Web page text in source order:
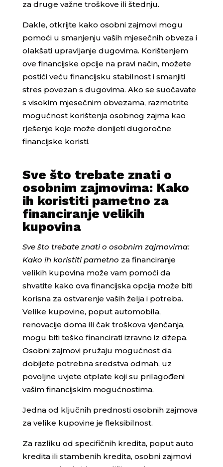
za druge važne troškove ili štednju.
Dakle, otkrijte kako osobni zajmovi mogu
pomoći u smanjenju vaših mjesečnih obveza i
olakšati upravljanje dugovima. Korištenjem
ove financijske opcije na pravi način, možete
postići veću financijsku stabilnost i smanjiti
stres povezan s dugovima. Ako se suočavate
s visokim mjesečnim obvezama, razmotrite
mogućnost korištenja osobnog zajma kao
rješenje koje može donijeti dugoročne
financijske koristi.
Sve što trebate znati o
osobnim zajmovima: Kako
ih koristiti pametno za
financiranje velikih
kupovina
Sve što trebate znati o osobnim zajmovima:
Kako ih koristiti pametno za financiranje
velikih kupovina može vam pomoći da
shvatite kako ova financijska opcija može biti
korisna za ostvarenje vaših želja i potreba.
Velike kupovine, poput automobila,
renovacije doma ili čak troškova vjenčanja,
mogu biti teško financirati izravno iz džepa.
Osobni zajmovi pružaju mogućnost da
dobijete potrebna sredstva odmah, uz
povoljne uvjete otplate koji su prilagođeni
vašim financijskim mogućnostima.
Jedna od ključnih prednosti osobnih zajmova
za velike kupovine je fleksibilnost.
Za razliku od specifičnih kredita, poput auto
kredita ili stambenih kredita, osobni zajmovi